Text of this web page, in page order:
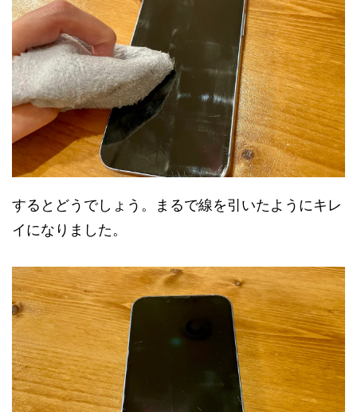
するとどうでしょう。まるで線を引いたようにキレ
イになりました。